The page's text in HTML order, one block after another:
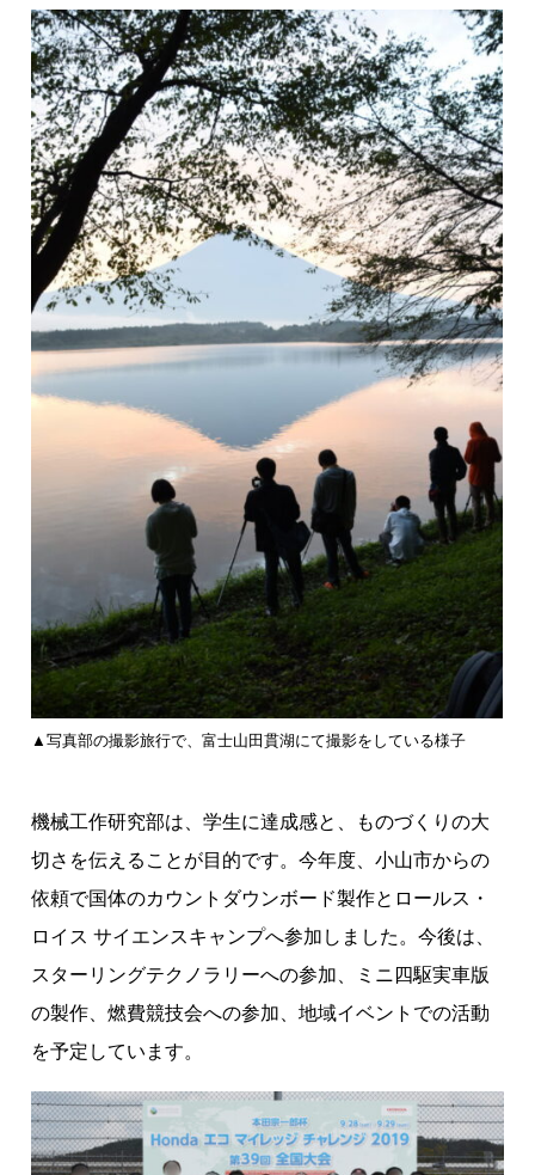
▲写真部の撮影旅行で、富士山田貫湖にて撮影をしている様子
機械工作研究部は、学生に達成感と、ものづくりの大
切さを伝えることが目的です。今年度、小山市からの
依頼で国体のカウントダウンボード製作とロールス・
ロイス サイエンスキャンプへ参加しました。今後は、
スターリングテクノラリーへの参加、ミニ四駆実車版
の製作、燃費競技会への参加、地域イベントでの活動
を予定しています。